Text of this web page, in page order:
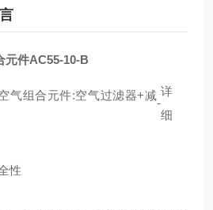
元件AC55-10-B
气组合元件:空气过滤器+减
-
详
细
性